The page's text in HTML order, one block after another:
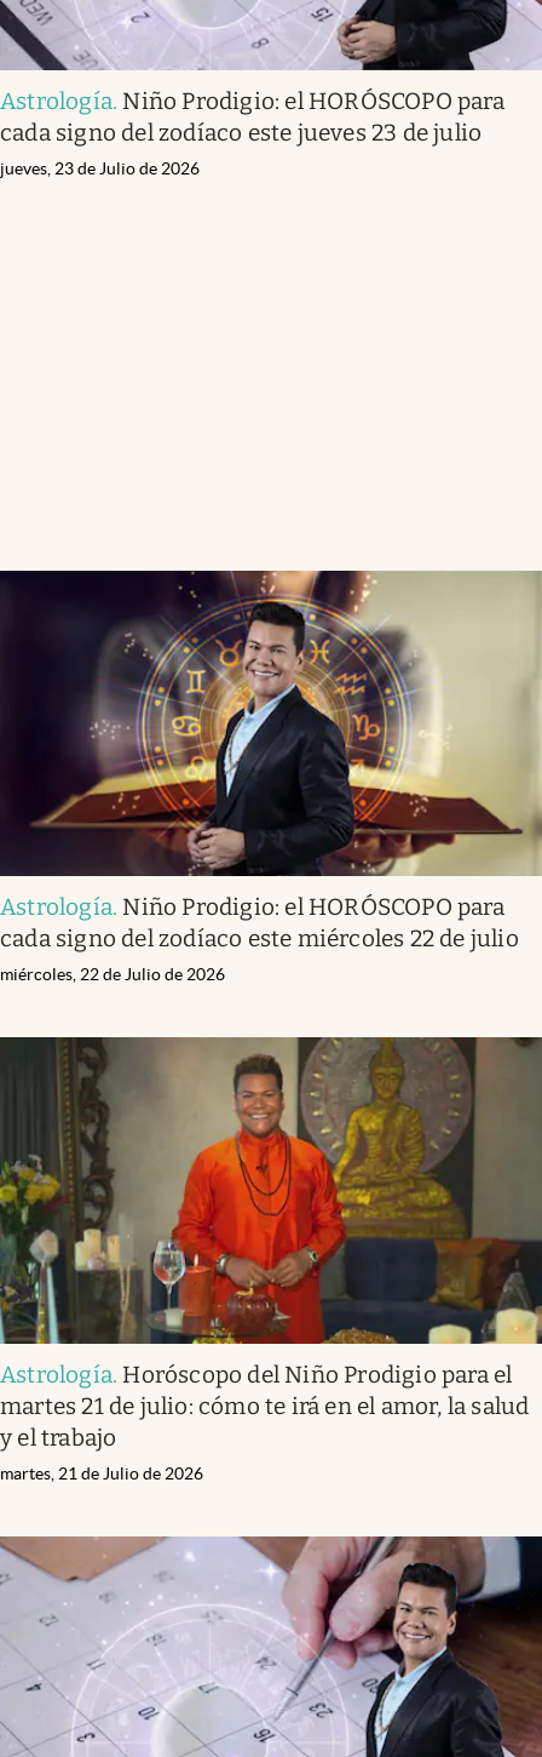
Astrología. Niño Prodigio: el HORÓSCOPO para
cada signo del zodíaco este jueves 23 de julio
jueves, 23 de Julio de 2026
Astrología. Niño Prodigio: el HORÓSCOPO para
cada signo del zodíaco este miércoles 22 de julio
miércoles, 22 de Julio de 2026
Astrología. Horóscopo del Niño Prodigio para el
martes 21 de julio: cómo te irá en el amor, la salud
y el trabajo
martes, 21 de Julio de 2026